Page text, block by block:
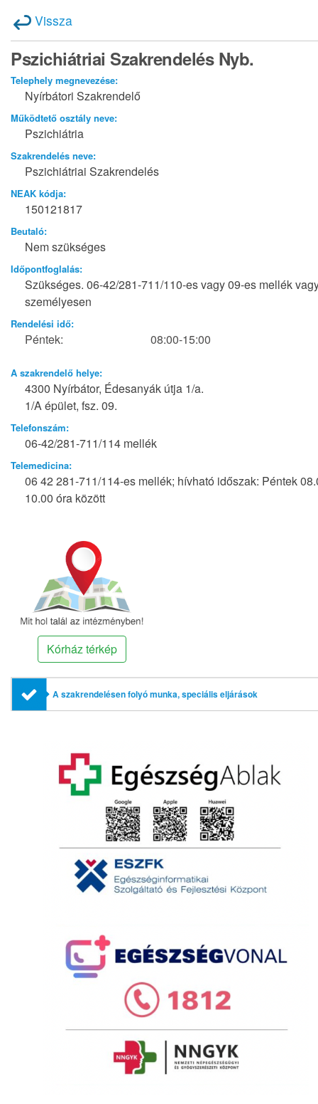
Vissza
Pszichiátriai Szakrendelés Nyb.
Telephely megnevezése:
Nyírbátori Szakrendelő
Működtető osztály neve:
Pszichiátria
Szakrendelés neve:
Pszichiátriai Szakrendelés
NEAK kódja:
150121817
Beutaló:
Nem szükséges
Időpontfoglalás:
Szükséges. 06-42/281-711/110-es vagy 09-es mellék
személyesen
Rendelési idő:
Péntek: 08:00-15:00
A szakrendelő helye:
4300 Nyírbátor, Édesanyák útja 1/a.
1/A épület, fsz. 09.
Telefonszám:
06-42/281-711/114 mellék
Telemedicina:
06 42 281-711/114-es mellék; hívható időszak: Péntek
10.00 óra között
Kórház térkép
A szakrendelésen folyó munka, speciális eljárások